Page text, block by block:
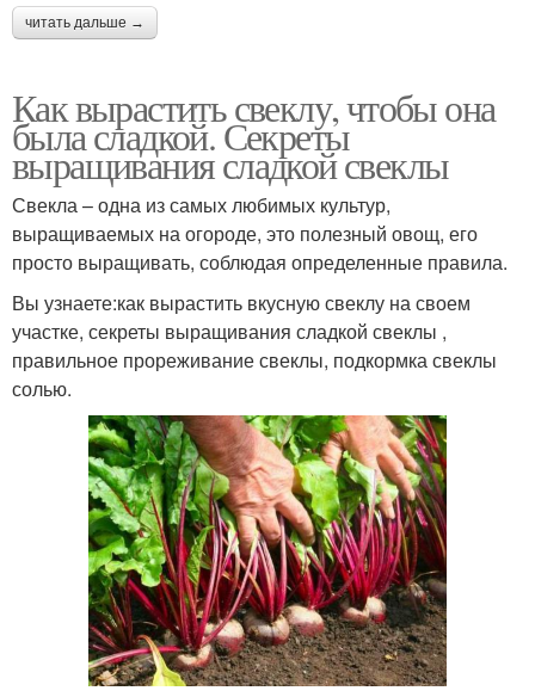
читать дальше →
Как вырастить свеклу, чтобы она
была сладкой. Секреты
выращивания сладкой свеклы
Свекла – одна из самых любимых культур,
выращиваемых на огороде, это полезный овощ, его
просто выращивать, соблюдая определенные правила.
Вы узнаете:как вырастить вкусную свеклу на своем
участке, секреты выращивания сладкой свеклы ,
правильное прореживание свеклы, подкормка свеклы
солью.